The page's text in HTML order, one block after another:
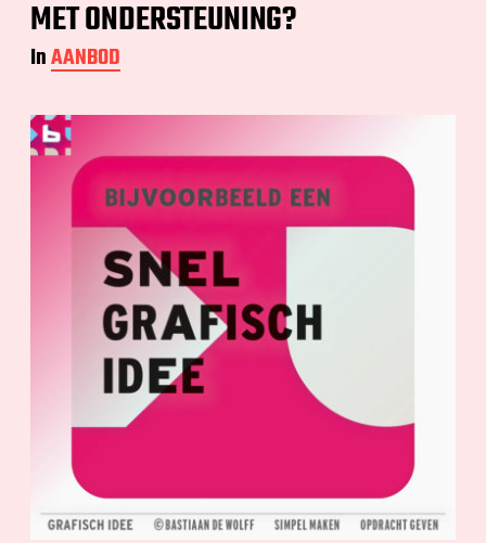
MET ONDERSTEUNING?
InAANBOD